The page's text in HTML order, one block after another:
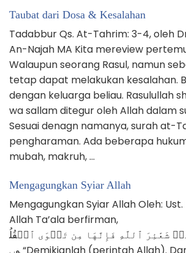
Taubat dari Dosa & Kesalahan
Tadabbur Qs. At-Tahrim: 3-4, oleh
An-Najah MA Kita mereview
Walaupun seorang Rasul, namun
tetap dapat melakukan kesalahan.
dengan keluarga beliau. Rasulullah
wa sallam ditegur oleh Allah dalam
Sesuai denagn namanya, surah at-
pengharaman. Ada beberapa
mubah, makruh, …
Mengagungkan Syiar Allah
Mengagungkan Syiar Allah Oleh:
Allah Ta’ala berfirman,
شَعَٰئِرَ ٱللَّهِ فَإِنَّهَا مِن تَقۡوَى ٱلۡقُلُ
وبِ “Demikianlah (perintah Allah). Dan barangsiapa